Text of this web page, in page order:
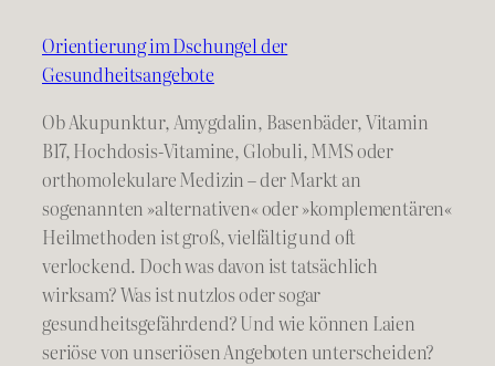
Orientierung im Dschungel der
Gesundheitsangebote
Ob Akupunktur, Amygdalin, Basenbäder, Vitamin
B17, Hochdosis-Vitamine, Globuli, MMS oder
orthomolekulare Medizin – der Markt an
sogenannten »alternativen« oder »komplementären«
Heilmethoden ist groß, vielfältig und oft
verlockend. Doch was davon ist tatsächlich
wirksam? Was ist nutzlos oder sogar
gesundheitsgefährdend? Und wie können Laien
seriöse von unseriösen Angeboten unterscheiden?